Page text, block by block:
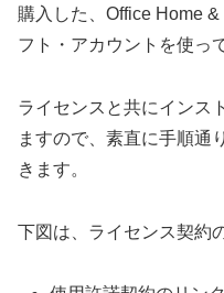
購入した、Office Home
フト・アカウントを使っ
ライセンスと共にインス
ますので、素直に手順通
きます。
下図は、ライセンス契約